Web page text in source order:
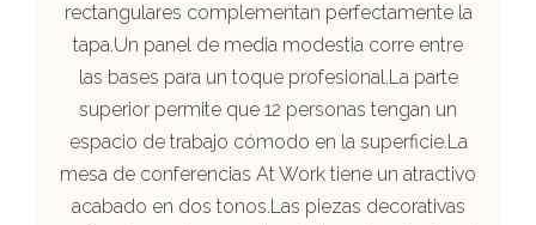
rectangulares complementan perfectamente la
tapa.Un panel de media modestia corre entre
las bases para un toque profesional.La parte
superior permite que 12 personas tengan un
espacio de trabajo cómodo en la superficie.La
mesa de conferencias At Work tiene un atractivo
acabado en dos tonos.Las piezas decorativas